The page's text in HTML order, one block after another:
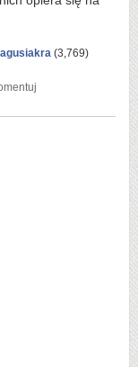
agusiakra (3,769)